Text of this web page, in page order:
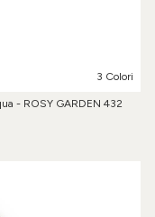
3 Colori
- ROSY GARDEN 432